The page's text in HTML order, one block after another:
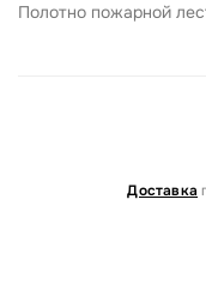
Полотно пожарной
Доставка